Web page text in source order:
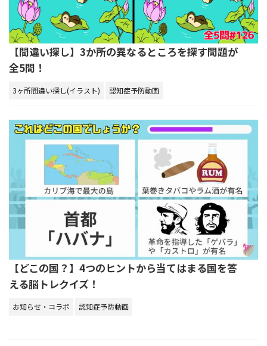
【間違い探し】3か所の異なるところを探す問題が
全5問！
3ヶ所間違い探し(イラスト) 認知症予防動画
【どこの国？】4つのヒントから当てはまる国を答
える脳トレクイズ！
お知らせ・コラボ 認知症予防動画